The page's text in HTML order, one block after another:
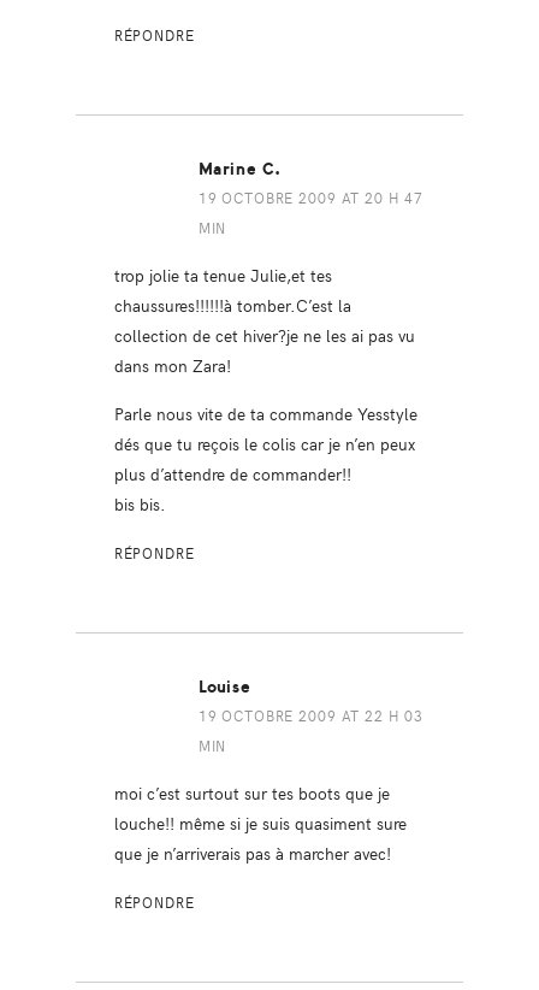
RÉPONDRE
Marine C.
19 OCTOBRE 2009 AT 20 H 47
MIN
trop jolie ta tenue Julie,et tes
chaussures!!!!!!à tomber.C’est la
collection de cet hiver?je ne les ai pas vu
dans mon Zara!
Parle nous vite de ta commande Yesstyle
dés que tu reçois le colis car je n’en peux
plus d’attendre de commander!!
bis bis.
RÉPONDRE
Louise
19 OCTOBRE 2009 AT 22 H 03
MIN
moi c’est surtout sur tes boots que je
louche!! même si je suis quasiment sure
que je n’arriverais pas à marcher avec!
RÉPONDRE